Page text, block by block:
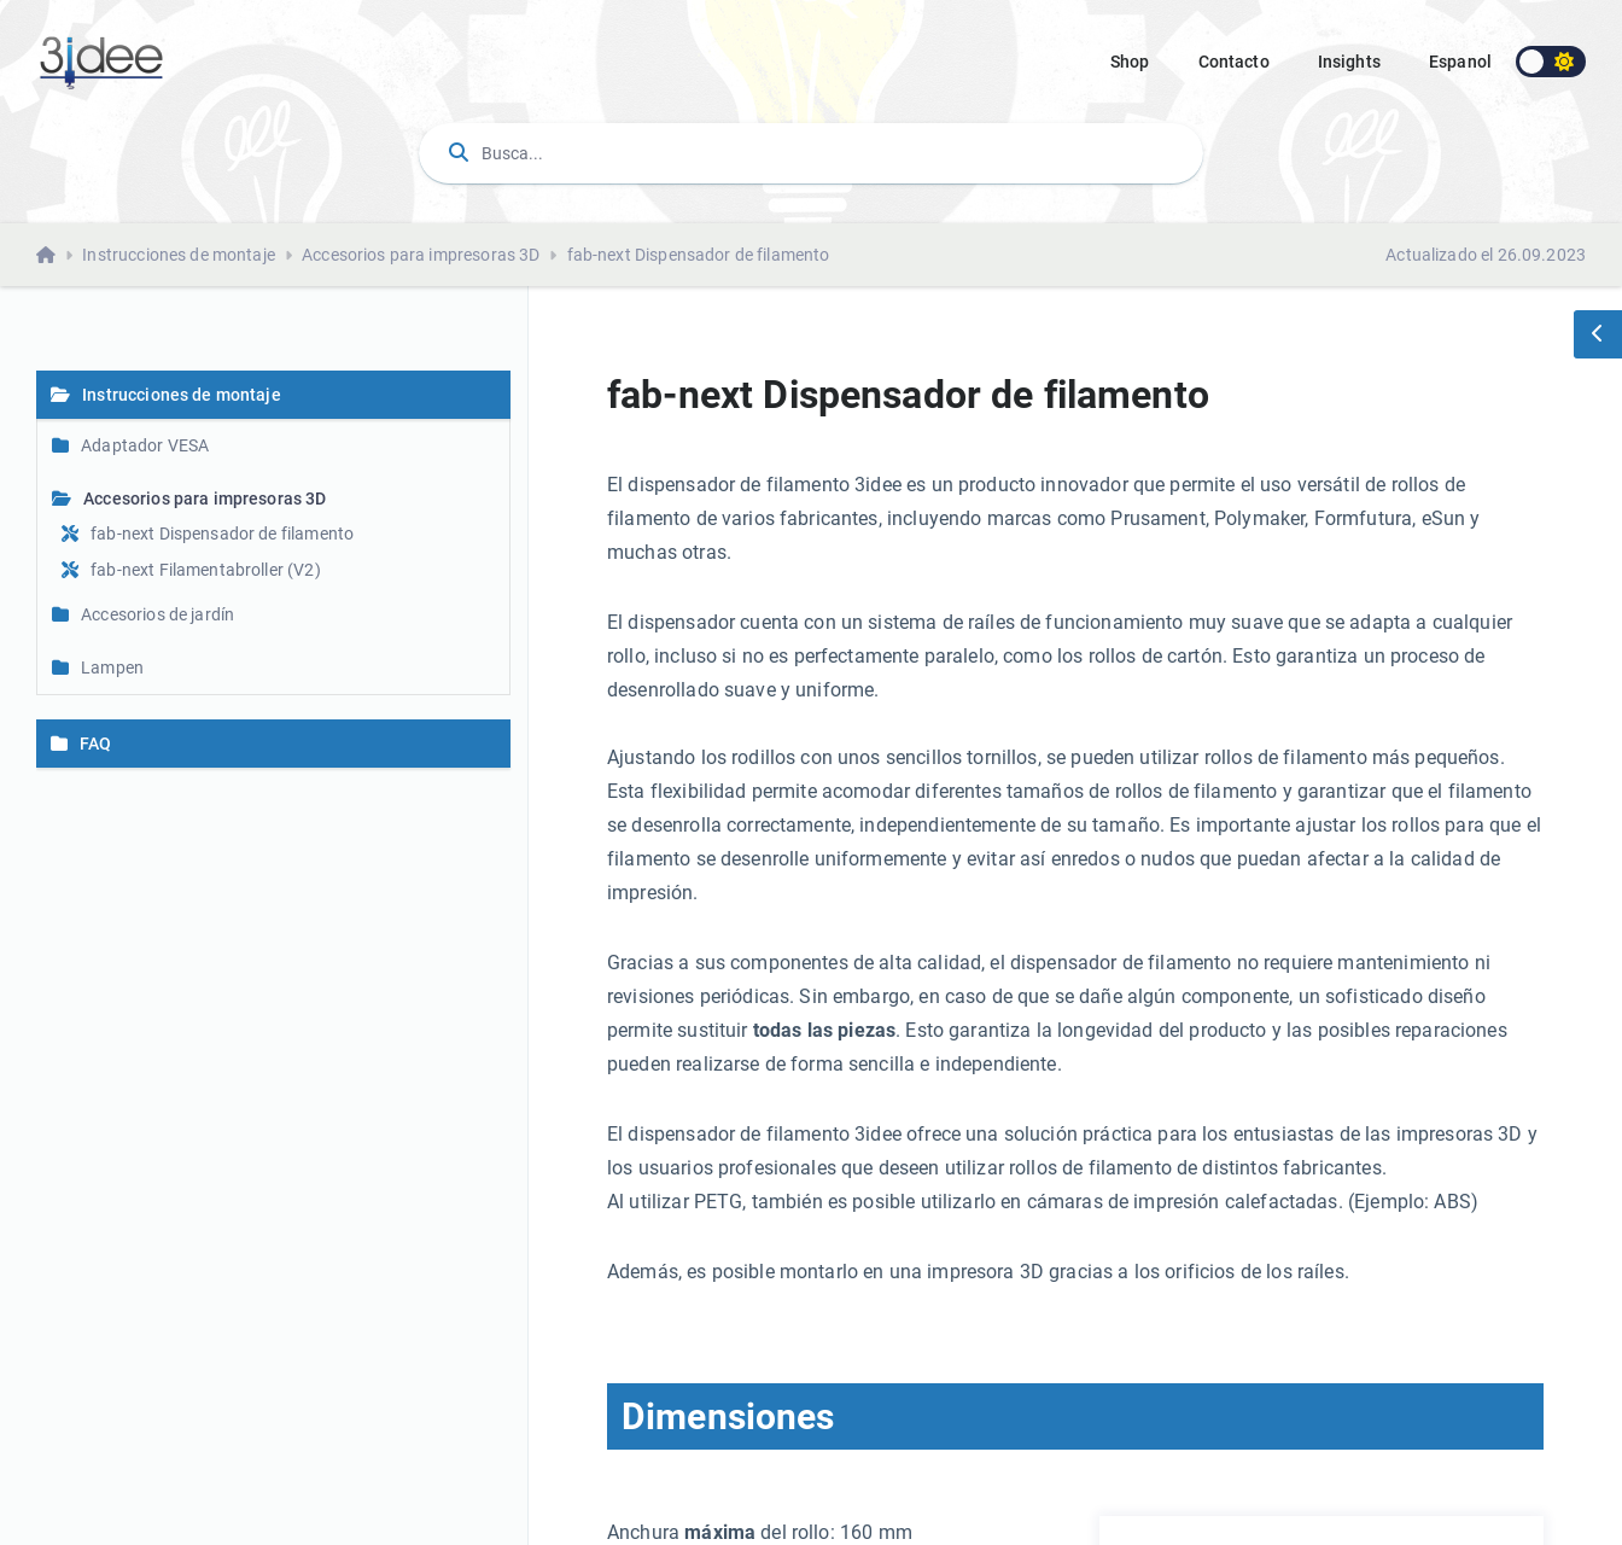
Shop Contacto Insights Espanol
Instrucciones de montaje Accesorios para impresoras 3D fab-next Dispensador de filamento Actualizado el 26.09.2023
Instrucciones de montaje
Adaptador VESA
Accesorios para impresoras 3D
fab-next Dispensador de filamento
fab-next Filamentabroller (V2)
Accesorios de jardín
Lampen
FAQ
fab-next Dispensador de filamento
El dispensador de filamento 3idee es un producto innovador que permite el uso versátil de rollos de
filamento de varios fabricantes, incluyendo marcas como Prusament, Polymaker, Formfutura, eSun y
muchas otras.
El dispensador cuenta con un sistema de raíles de funcionamiento muy suave que se adapta a cualquier
rollo, incluso si no es perfectamente paralelo, como los rollos de cartón. Esto garantiza un proceso de
desenrollado suave y uniforme.
Ajustando los rodillos con unos sencillos tornillos, se pueden utilizar rollos de filamento más pequeños.
Esta flexibilidad permite acomodar diferentes tamaños de rollos de filamento y garantizar que el filamento
se desenrolla correctamente, independientemente de su tamaño. Es importante ajustar los rollos para que el
filamento se desenrolle uniformemente y evitar así enredos o nudos que puedan afectar a la calidad de
impresión.
Gracias a sus componentes de alta calidad, el dispensador de filamento no requiere mantenimiento ni
revisiones periódicas. Sin embargo, en caso de que se dañe algún componente, un sofisticado diseño
permite sustituir todas las piezas. Esto garantiza la longevidad del producto y las posibles reparaciones
pueden realizarse de forma sencilla e independiente.
El dispensador de filamento 3idee ofrece una solución práctica para los entusiastas de las impresoras 3D y
los usuarios profesionales que deseen utilizar rollos de filamento de distintos fabricantes.
Al utilizar PETG, también es posible utilizarlo en cámaras de impresión calefactadas. (Ejemplo: ABS)
Además, es posible montarlo en una impresora 3D gracias a los orificios de los raíles.
Dimensiones
Anchuramáxima del rollo: 160 mm